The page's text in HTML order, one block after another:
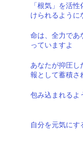
「根気」を活
けられるように
命は、全力であ
っていますよ
あなたが抑圧し
報として蓄積さ
包み込まれるよ
自分を元気にす